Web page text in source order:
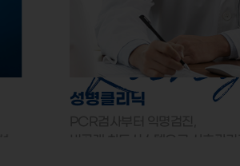
성병클리닉